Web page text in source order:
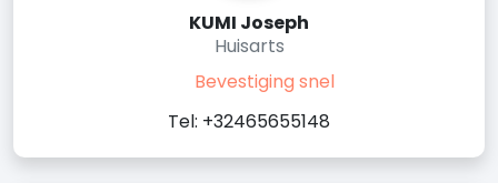
KUMI Joseph
Huisarts
Bevestiging snel
Tel: +32465655148